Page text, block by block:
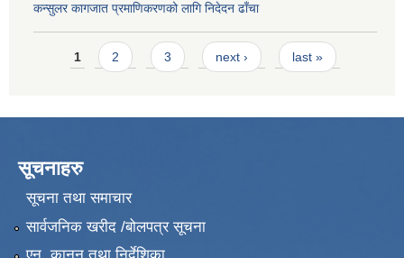
कन्सुलर कागजात प्रमाणिकरणको लागि निदेदन ढाँचा
Pages
1 2 3 next › last »
सूचनाहरु
सूचना तथा समाचार
सार्वजनिक खरीद /बोलपत्र सूचना